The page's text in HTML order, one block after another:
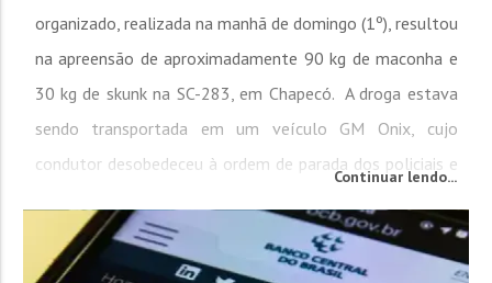
organizado, realizada na manhã de domingo (1º), resultou
na apreensão de aproximadamente 90 kg de maconha e
30 kg de skunk na SC-283, em Chapecó. A droga estava
sendo transportada em um veículo GM Onix, cujo
condutor desobedeceu à ordem de parada dos policiais e
escapar, o motorista entrou em um trecho da rodovia
que estava em obras, perdeu o...
Continuar lendo...